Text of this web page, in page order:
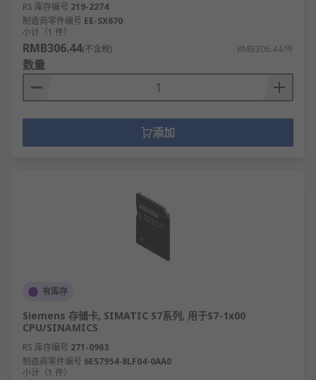
RS 库存编号 219-2274
制造商零件编号 EE-SX670
小计（1 件）
RMB306.44(不含税) RMB306.44/件
数量
添加
有库存
Siemens 存储卡, SIMATIC S7系列, 用于S7-1x00
CPU/SINAMICS
RS 库存编号 271-0963
制造商零件编号 6ES7954-8LF04-0AA0
小计（1 件）